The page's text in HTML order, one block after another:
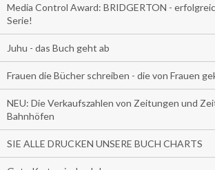
Media Control Award: BRIDGERTON -
Serie!
Juhu - das Buch geht ab
Frauen die Bücher schreiben - die von Frauen
NEU: Die Verkaufszahlen von Zeitungen und
Bahnhöfen
SIE ALLE DRUCKEN UNSERE BUCH CHARTS